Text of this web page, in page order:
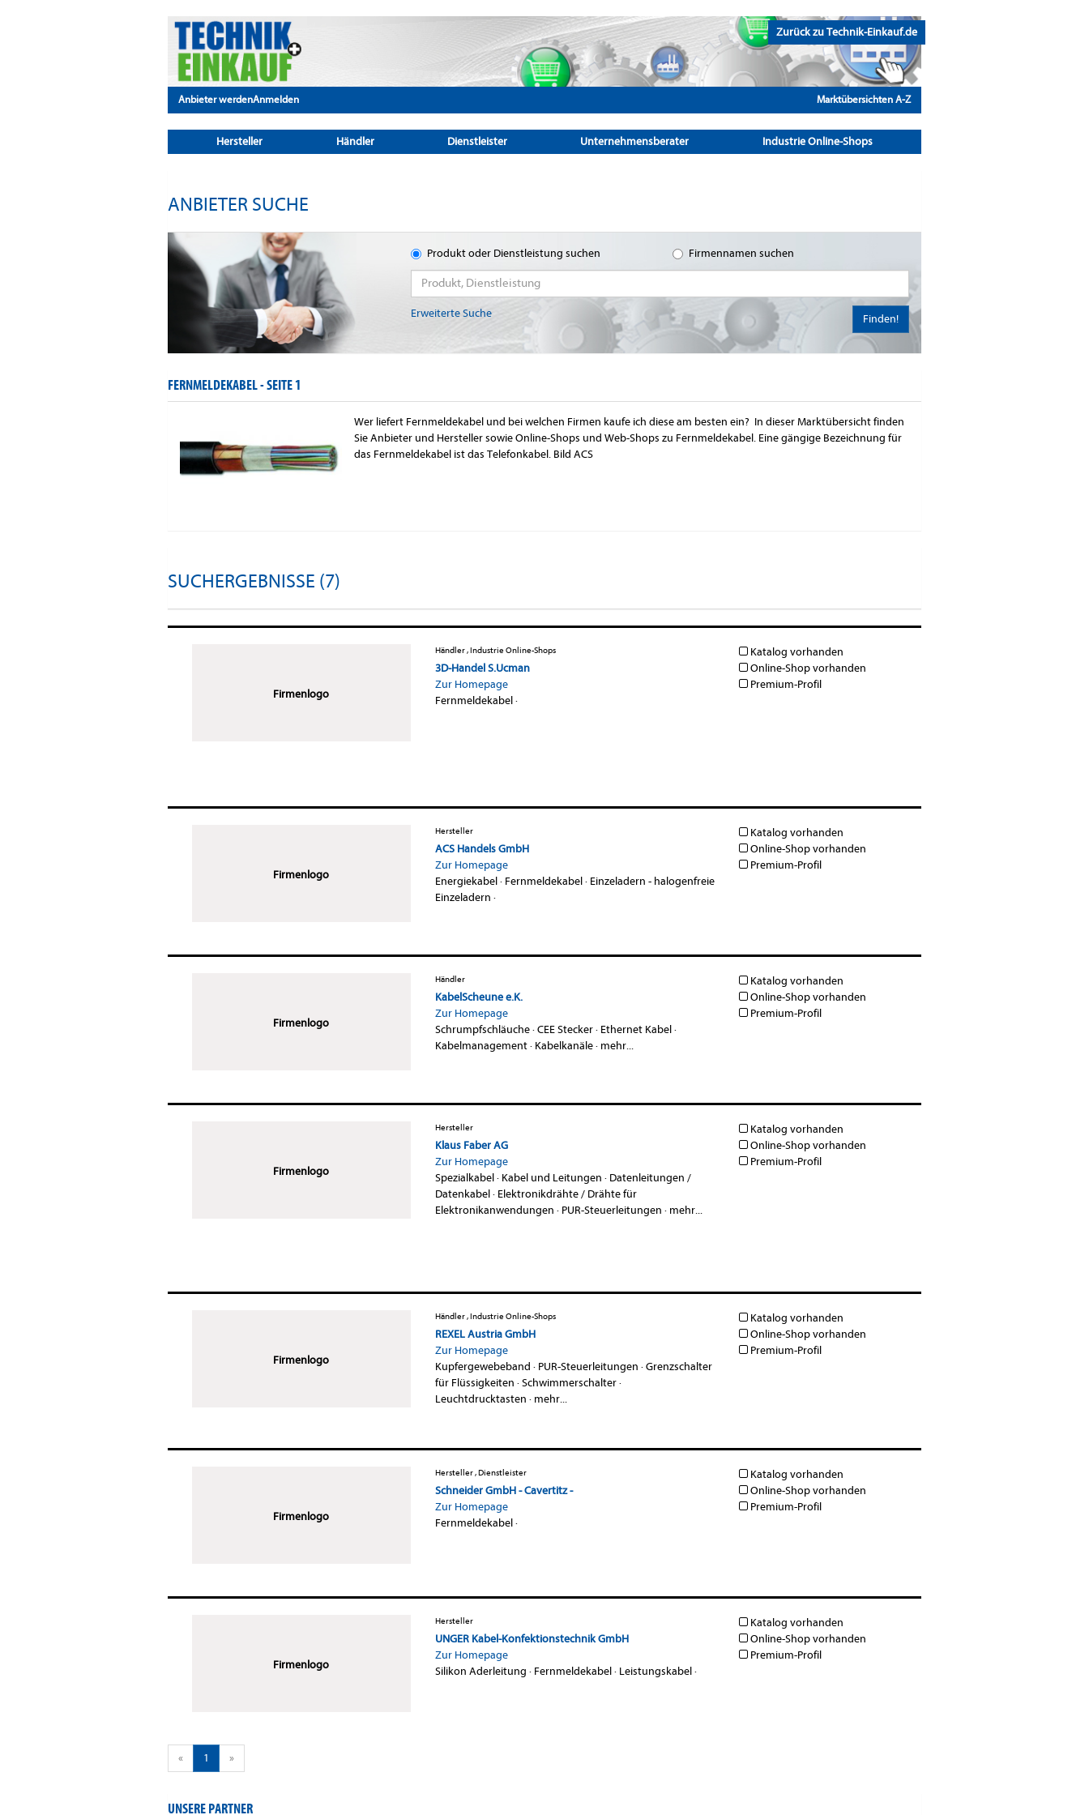
Zurück zu Technik-Einkauf.de
Anbieter werdenAnmelden Marktübersichten A-Z
Hersteller Händler Dienstleister Unternehmensberater Industrie Online-Shops
ANBIETER SUCHE
Produkt oder Dienstleistung suchen Firmennamen suchen
Erweiterte Suche Finden!
FERNMELDEKABEL -SEITE 1
Wer liefert Fernmeldekabel und bei welchen Firmen kaufe ich diese am besten ein? In dieser Marktübersicht finden
Sie Anbieter und Hersteller sowie Online-Shops und Web-Shops zu Fernmeldekabel. Eine gängige Bezeichnung für
das Fernmeldekabel ist das Telefonkabel. Bild ACS
SUCHERGEBNISSE (7)
Firmenlogo
Händler , Industrie Online-Shops
3D-Handel S.Ucman
Zur Homepage
Fernmeldekabel·
Katalog vorhanden
Online-Shop vorhanden
Premium-Profil
Firmenlogo
Hersteller
ACS Handels GmbH
Zur Homepage
Energiekabel· Fernmeldekabel· Einzeladern - halogenfreie
Einzeladern ·
Katalog vorhanden
Online-Shop vorhanden
Premium-Profil
Firmenlogo
Händler
KabelScheune e.K.
Zur Homepage
Schrumpfschläuche·CEE Stecker· Ethernet Kabel·
Kabelmanagement· Kabelkanäle· mehr...
Katalog vorhanden
Online-Shop vorhanden
Premium-Profil
Firmenlogo
Hersteller
Klaus Faber AG
Zur Homepage
Spezialkabel· Kabel und Leitungen · Datenleitungen /
Datenkabel· Elektronikdrähte / Drähte für
Elektronikanwendungen · PUR-Steuerleitungen · mehr...
Katalog vorhanden
Online-Shop vorhanden
Premium-Profil
Firmenlogo
Händler , Industrie Online-Shops
REXEL Austria GmbH
Zur Homepage
Kupfergewebeband · PUR-Steuerleitungen ·Grenzschalter
für Flüssigkeiten ·Schwimmerschalter·
Leuchtdrucktasten · mehr...
Katalog vorhanden
Online-Shop vorhanden
Premium-Profil
Firmenlogo
Hersteller , Dienstleister
Schneider GmbH - Cavertitz -
Zur Homepage
Fernmeldekabel·
Katalog vorhanden
Online-Shop vorhanden
Premium-Profil
Firmenlogo
Hersteller
UNGER Kabel-Konfektionstechnik GmbH
Zur Homepage
Silikon Aderleitung · Fernmeldekabel· Leistungskabel·
Katalog vorhanden
Online-Shop vorhanden
Premium-Profil
« 1 »
UNSERE PARTNER